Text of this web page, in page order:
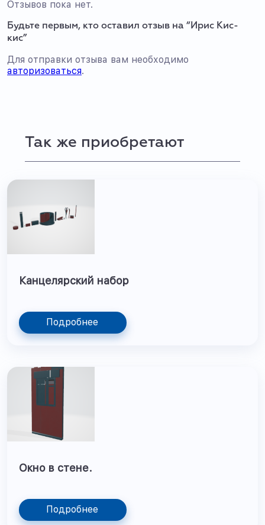
Отзывов пока нет.
Будьте первым, кто оставил отзыв на “Ирис Кис-
кис”
Для отправки отзыва вам необходимо
авторизоваться.
Так же приобретают
Канцелярский набор
Подробнее
Окно в стене.
Подробнее